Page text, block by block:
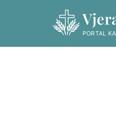
PORTAL